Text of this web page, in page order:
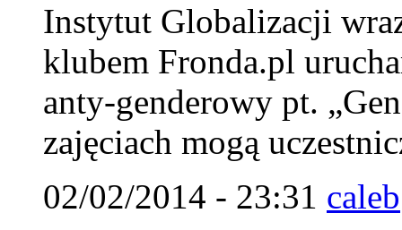
Instytut Globalizacji
klubem Fronda.pl
anty-genderowy pt.
zajęciach mogą
02/02/2014 - 23:31 caleb